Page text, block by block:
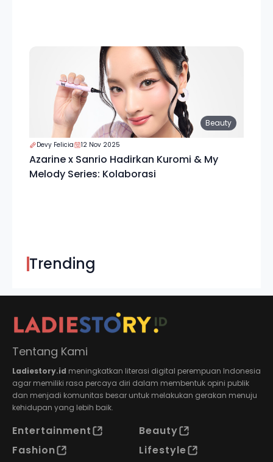
Beauty
Devy Felicia 12 Nov 2025
Azarine x Sanrio Hadirkan Kuromi & My
Melody Series: Kolaborasi
Trending
Tentang Kami
Ladiestory.id meningkatkan literasi digital perempuan Indonesia
agar memiliki rasa percaya diri dalam membentuk opini publik
dan menjadi komunitas besar untuk melakukan gerakan menuju
kehidupan yang lebih baik.
Entertainment
Beauty
Fashion
Lifestyle